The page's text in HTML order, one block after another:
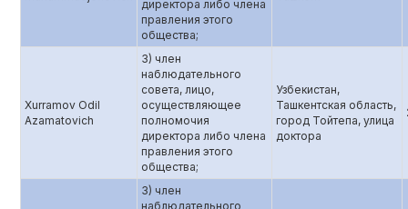
директора либо члена
правления этого
общества;
Xurramov Odil
Azamatovich
3) член
наблюдательного
совета, лицо,
осуществляющее
полномочия
директора либо члена
правления этого
общества;
Узбекистан,
Ташкентская область,
город Тойтепа, улица
доктора
3) член
наблюдательного